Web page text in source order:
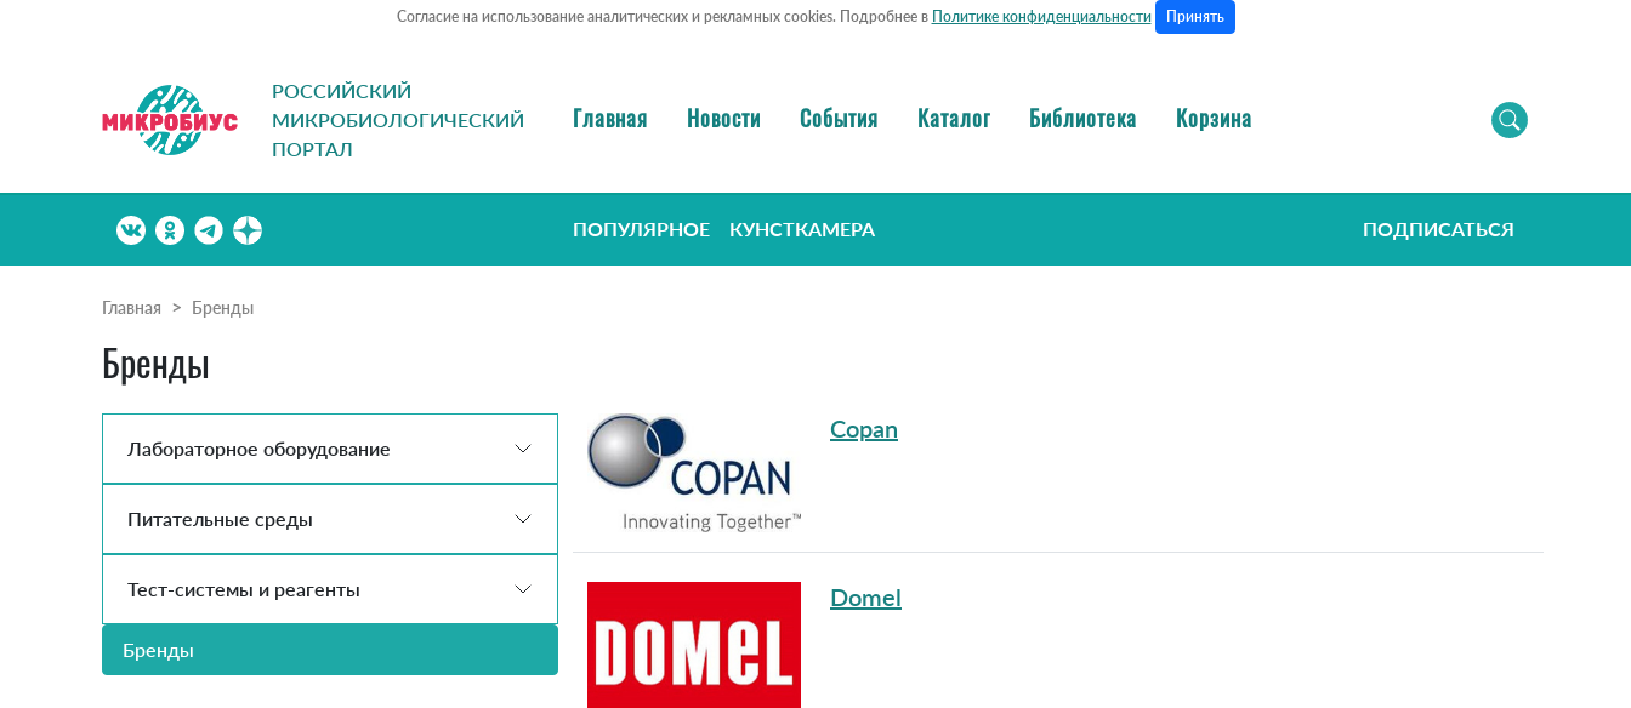
Согласие на использование аналитических и рекламных cookies. Подробнее в Политике конфиденциальности Принять
РОССИЙСКИЙ
МИКРОБИОЛОГИЧЕСКИЙ
ПОРТАЛ
Главная Новости События Каталог Библиотека Корзина
ПОПУЛЯРНОЕ КУНСТКАМЕРА ПОДПИСАТЬСЯ
Главная Бренды
Бренды
Лабораторное оборудование
Питательные среды
Тест-системы и реагенты
Бренды
Copan
Domel